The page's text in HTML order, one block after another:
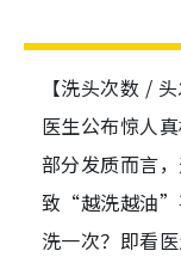
【洗头次数 /
医生公布惊人
部分发质而言
致“越洗越油”
洗一次？即看